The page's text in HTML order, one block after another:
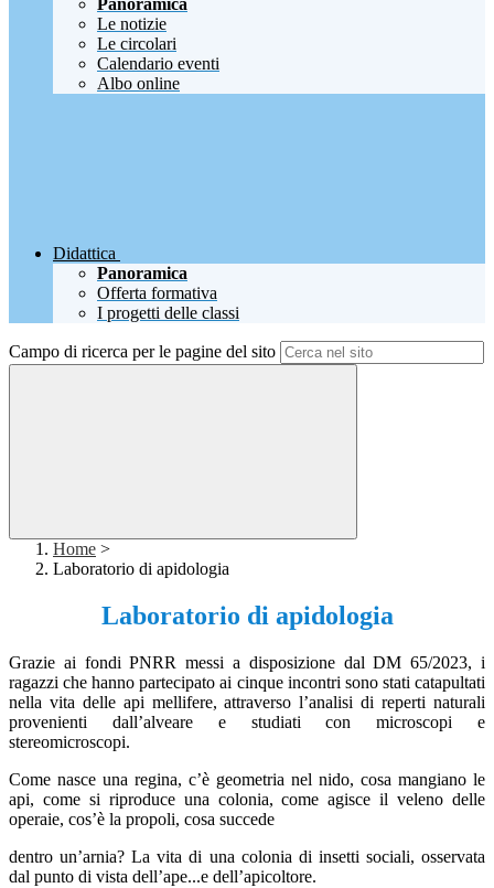
Panoramica
Le notizie
Le circolari
Calendario eventi
Albo online
Didattica
Panoramica
Offerta formativa
I progetti delle classi
Campo di ricerca per le pagine del sito
Home >
Laboratorio di apidologia
Laboratorio di apidologia
Grazie ai fondi PNRR messi a disposizione dal DM 65/2023, i
ragazzi che hanno partecipato ai cinque incontri sono stati catapultati
nella vita delle api mellifere, attraverso l’analisi di reperti naturali
provenienti dall’alveare e studiati con microscopi e
stereomicroscopi.
Come nasce una regina, c’è geometria nel nido, cosa mangiano le
api, come si riproduce una colonia, come agisce il veleno delle
operaie, cos’è la propoli, cosa succede
dentro un’arnia? La vita di una colonia di insetti sociali, osservata
dal punto di vista dell’ape...e dell’apicoltore.